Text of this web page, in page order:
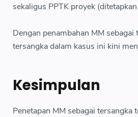
sekaligus PPTK proyek
Dengan penambahan MM
tersangka dalam kasus ini kini
Kesimpulan
Penetapan MM sebagai tersangka